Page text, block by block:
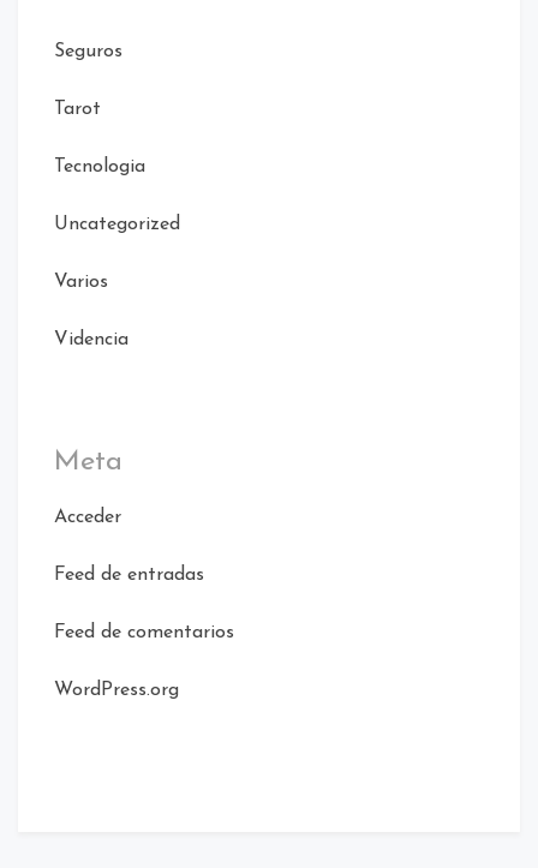
Seguros
Tarot
Tecnologia
Uncategorized
Varios
Videncia
Meta
Acceder
Feed de entradas
Feed de comentarios
WordPress.org